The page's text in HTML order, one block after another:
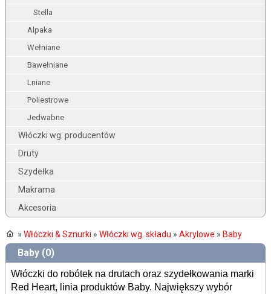
Stella
Alpaka
Wełniane
Bawełniane
Lniane
Poliestrowe
Jedwabne
Włóczki wg. producentów
Druty
Szydełka
Makrama
Akcesoria
» Włóczki & Sznurki » Włóczki wg. składu » Akrylowe » Baby
Baby (0)
Włóczki do robótek na drutach oraz szydełkowania marki
Red Heart, linia produktów Baby. Największy wybór